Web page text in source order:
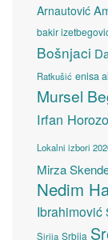
Arnautović
bakir
Bošnjaci
Ratkušić enisa
Mursel
Irfan
Lokalni izbori
Mirza
Nedim
Ibrahimović
Sirija Srbija